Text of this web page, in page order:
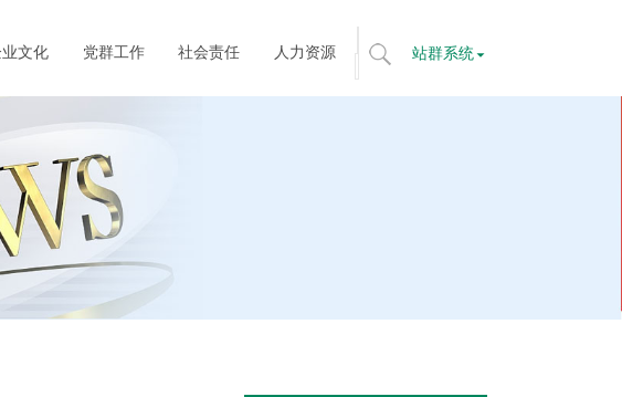
题
站群系统
文化 党群工作 社会责任 人力资源